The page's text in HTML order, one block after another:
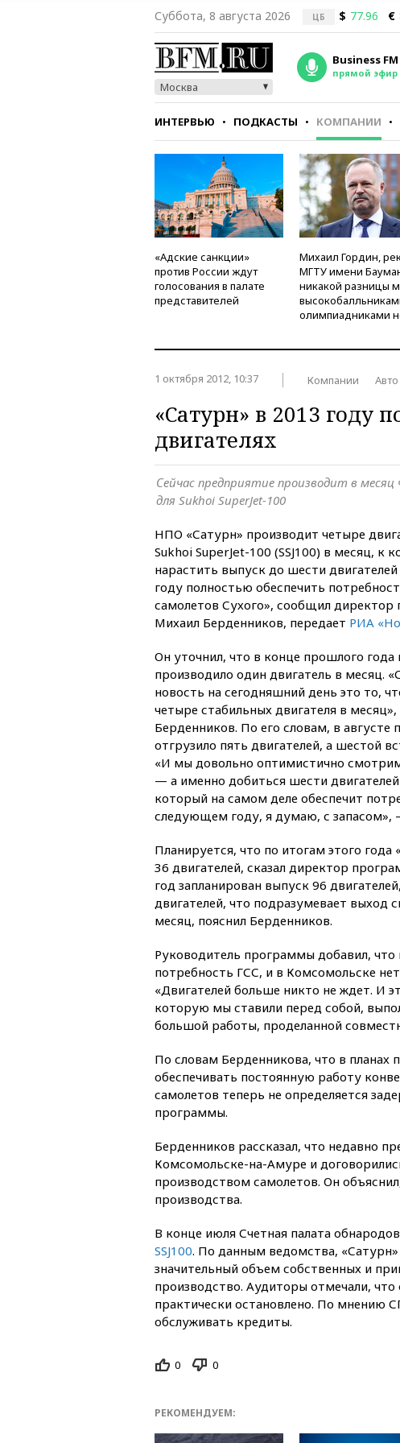
Суббота, 8 августа 2026 ЦБ $ 77.96 €
Москва
Business FM
прямой эфир
ИНТЕРВЬЮ ПОДКАСТЫ КОМПАНИИ
СТИЛЬ ТЕСТЫ
«Адские санкции»
против России ждут
голосования в палате
представителей
Михаил Гордин,
МГТУ имени
никакой разницы
олимпиадниками
1 октября 2012, 10:37 Компании Авто
«Сатурн» в 2013 году
двигателях
Сейчас предприятие производит в
для Sukhoi SuperJet-100
НПО «Сатурн» производит четыре
Sukhoi SuperJet-100 (SSJ100) в месяц, к
нарастить выпуск до шести
году полностью обеспечить
самолетов Сухого», сообщил
Михаил Берденников, передает РИА
Он уточнил, что в конце прошлого года
производило один двигатель в месяц.
новость на сегодняшний день это то,
четыре стабильных двигателя в
Берденников. По его словам, в августе
отгрузило пять двигателей, а шестой
«И мы довольно оптимистично
— а именно добиться шести
который на самом деле обеспечит
следующем году, я думаю, с запасом»,
Планируется, что по итогам этого года
36 двигателей, сказал директор
год запланирован выпуск 96
двигателей, что подразумевает выход
месяц, пояснил Берденников.
Руководитель программы добавил,
потребность ГСС, и в Комсомольске
«Двигателей больше никто не ждет. И
которую мы ставили перед собой,
большой работы, проделанной
По словам Берденникова, что в планах
обеспечивать постоянную работу
самолетов теперь не определяется
программы.
Берденников рассказал, что недавно
Комсомольске-на-Амуре и
производством самолетов. Он
производства.
В конце июля Счетная палата
SSJ100. По данным ведомства,
значительный объем собственных и
производство. Аудиторы отмечали,
практически остановлено. По мнению
обслуживать кредиты.
0 0
РЕКОМЕНДУЕМ: